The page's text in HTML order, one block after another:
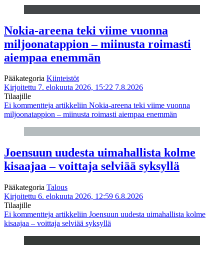
Nokia-areena teki viime vuonna
miljoonatappion – miinusta roimasti
aiempaa enemmän
Pääkategoria Kiinteistöt
Kirjoitettu 7. elokuuta 2026, 15:22 7.8.2026
Tilaajille
Ei kommentteja artikkeliin Nokia-areena teki viime vuonna
miljoonatappion – miinusta roimasti aiempaa enemmän
Joensuun uudesta uimahallista kolme
kisaajaa – voittaja selviää syksyllä
Pääkategoria Talous
Kirjoitettu 6. elokuuta 2026, 12:59 6.8.2026
Tilaajille
Ei kommentteja artikkeliin Joensuun uudesta uimahallista kolme
kisaajaa – voittaja selviää syksyllä